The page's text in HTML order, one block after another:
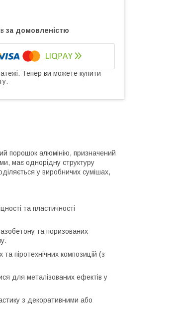
за домовленістю
Тепер ви можете купити
порошок алюмінію, призначений
має однорідну структуру
у виробничих сумішах,
та пластичності
та поризованих
піротехнічних композицій (з
для металізованих ефектів у
з декоративними або